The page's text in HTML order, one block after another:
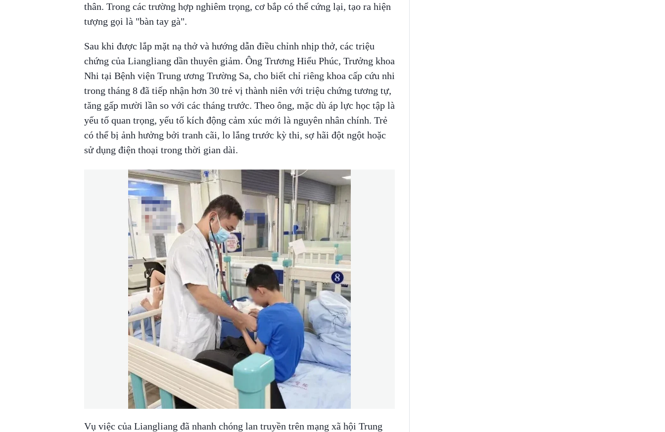
thân. Trong các trường hợp nghiêm trọng, cơ bắp có thể cứng lại, tạo ra hiện
tượng gọi là "bàn tay gà".
Sau khi được lắp mặt nạ thở và hướng dẫn điều chỉnh nhịp thở, các triệu
chứng của Liangliang dần thuyên giảm. Ông Trương Hiểu Phúc, Trưởng khoa
Nhi tại Bệnh viện Trung ương Trường Sa, cho biết chỉ riêng khoa cấp cứu nhi
trong tháng 8 đã tiếp nhận hơn 30 trẻ vị thành niên với triệu chứng tương tự,
tăng gấp mười lần so với các tháng trước. Theo ông, mặc dù áp lực học tập là
yếu tố quan trọng, yếu tố kích động cảm xúc mới là nguyên nhân chính. Trẻ
có thể bị ảnh hưởng bởi tranh cãi, lo lắng trước kỳ thi, sợ hãi đột ngột hoặc
sử dụng điện thoại trong thời gian dài.
Vụ việc của Liangliang đã nhanh chóng lan truyền trên mạng xã hội Trung